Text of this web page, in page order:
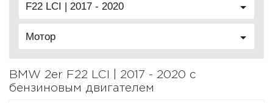
F22 LCI | 2017 - 2020
Мотор
BMW 2er F22 LCI | 2017 - 2020 с
бензиновым двигателем